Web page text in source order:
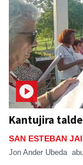
Kantujira
SAN ESTEBAN
Jon Ander Ubeda